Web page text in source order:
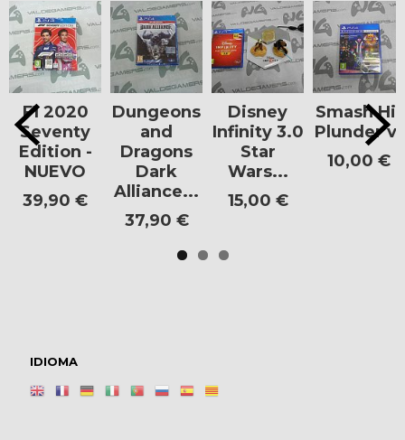
IDIOMA
F1 2020
Seventy
Edition -
NUEVO
39,90 €
Dungeons
and
Dragons
Dark
Alliance...
37,90 €
Disney
Infinity 3.0
Star
Wars...
15,00 €
Smash Hit
Plunder vr
10,00 €